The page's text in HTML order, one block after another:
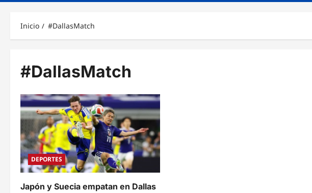
Inicio #DallasMatch
#DallasMatch
DEPORTES
Japón y Suecia empatan en Dallas